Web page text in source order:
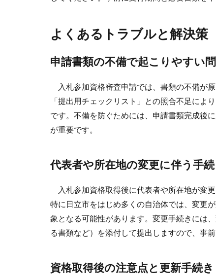
よくあるトラブルと解決策
申請書類の不備で起こりやすい
入札参加資格審査申請では、書類の不備が
「提出用チェックリスト」との照合不足によ
です。不備を防ぐためには、申請書類完成後
が重要です。
代表者や所在地の変更に伴う手続
入札参加資格取得後に代表者や所在地が変
特に日立市をはじめ多くの自治体では、変更
象となる可能性があります。変更手続きには
る書類など）を添付して提出しますので、事
資格取得後の注意点と更新手続き